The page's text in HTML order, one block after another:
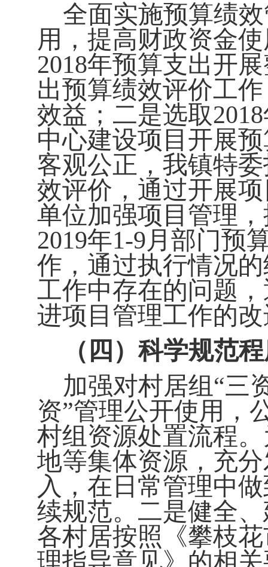
全面实施预算绩
用，提高财政资金
2018年预算支出开
出预算绩效评价工
效益；二是选取2018
中心建设项目开展
客观公正，我镇特
效评价，通过开展
单位加强项目管理
2019年1-9月部门预
作，通过执行情况
工作中存在的问题
进项目管理工作的
（四）科学规范
加强对村居组“三
资”管理公开使用，
村组资源处置流程
地等集体资源，充
入，在日常管理中
续规范。二是健全
各村居按照《攀枝